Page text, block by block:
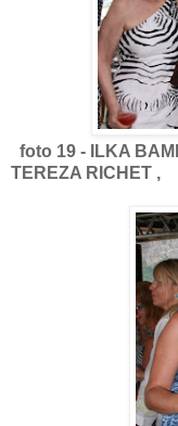
foto 19 - ILKA
TEREZA RICHET ,